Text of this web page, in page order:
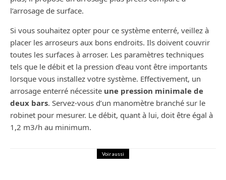
l’arrosage de surface.
Si vous souhaitez opter pour ce système enterré, veillez à
placer les arroseurs aux bons endroits. Ils doivent couvrir
toutes les surfaces à arroser. Les paramètres techniques
tels que le débit et la pression d’eau vont être importants
lorsque vous installez votre système. Effectivement, un
arrosage enterré nécessite une pression minimale de
deux bars. Servez-vous d’un manomètre branché sur le
robinet pour mesurer. Le débit, quant à lui, doit être égal à
1,2 m3/h au minimum.
Voir aussi